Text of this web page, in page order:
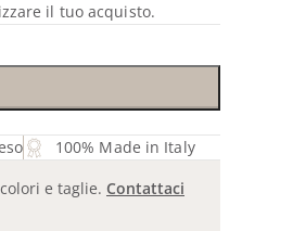
il tuo acquisto.
100% Made in Italy
e taglie. Contattaci